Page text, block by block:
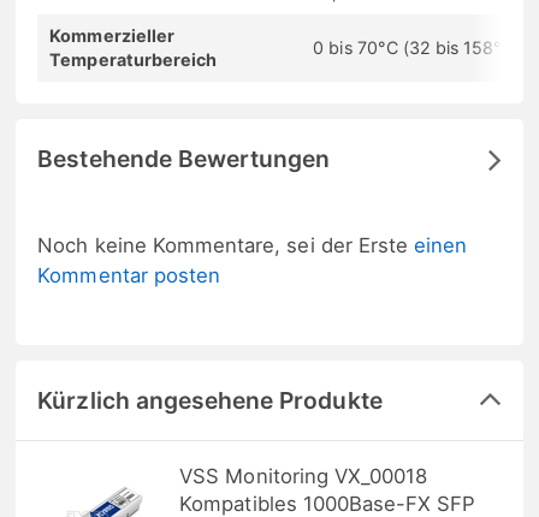
Kommerzieller
Temperaturbereich
0 bis 70°C (32 bis 158°F)
Bestehende Bewertungen
Noch keine Kommentare, sei der Ersteeinen
Kommentar posten
Kürzlich angesehene Produkte
VSS Monitoring VX_00018
Kompatibles 1000Base-FX SFP